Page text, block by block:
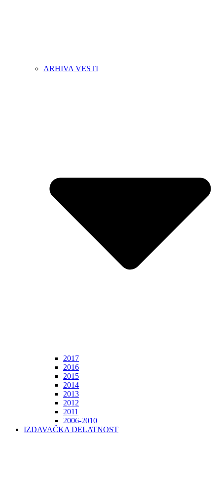
ARHIVA VESTI
2017
2016
2015
2014
2013
2012
2011
2006-2010
IZDAVAČKA DELATNOST